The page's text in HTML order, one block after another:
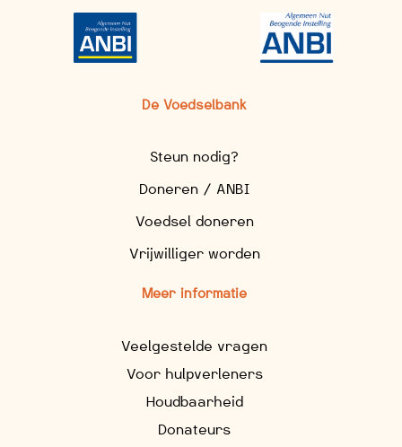
De Voedselbank
Steun nodig?
Doneren / ANBI
Voedsel doneren
Vrijwilliger worden
Meer informatie
Veelgestelde vragen
Voor hulpverleners
Houdbaarheid
Donateurs